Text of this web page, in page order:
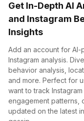
Get In-Depth AI
and Instagram
Insights
Add an account for AI-
Instagram analysis.
behavior analysis,
and more. Perfect for
want to track Instagram
engagement patterns,
updated on the latest